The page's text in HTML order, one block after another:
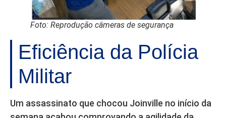
Foto: Reprodução câmeras de segurança
Eficiência da Polícia
Militar
Um assassinato que chocou Joinville no início da